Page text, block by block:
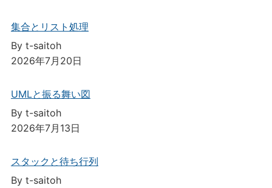
集合とリスト処理
By t-saitoh
2026年7月20日
UMLと振る舞い図
By t-saitoh
2026年7月13日
スタックと待ち行列
By t-saitoh